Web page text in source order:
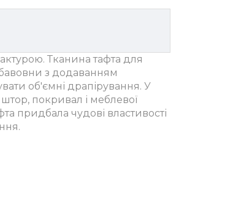
Тканина тафта для
з додаванням
об'ємні драпірування. У
штор, покривал і меблевої
придбала чудові властивості